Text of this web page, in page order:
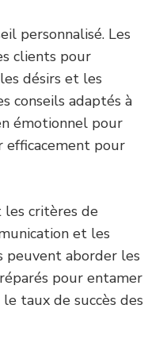
personnalisé. Les
clients pour
désirs et les
conseils adaptés à
émotionnel pour
efficacement pour
les critères de
et les
peuvent aborder les
pour entamer
taux de succès des